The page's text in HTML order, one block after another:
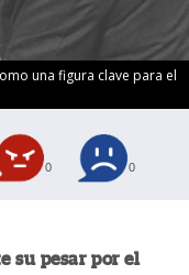
una figura clave para el
0 0
su pesar por el